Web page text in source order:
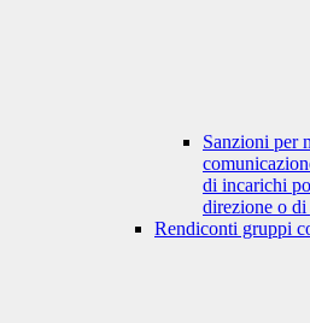
Sanzioni per
di incarichi
direzione o
Rendiconti gruppi